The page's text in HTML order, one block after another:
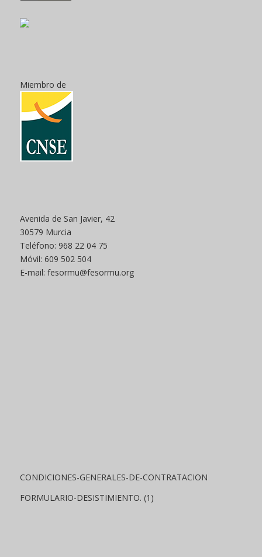
Miembro de
Avenida de San Javier, 42
30579 Murcia
Teléfono: 968 22 04 75
Móvil: 609 502 504
E-mail: fesormu@fesormu.org
CONDICIONES-GENERALES-DE-CONTRATACION
FORMULARIO-DESISTIMIENTO. (1)